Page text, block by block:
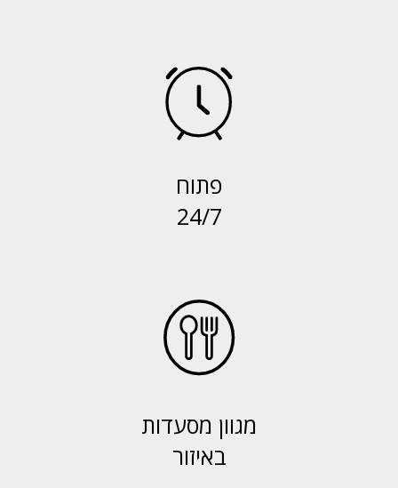
פתוח
24/7
מגוון מסעדות
באיזור